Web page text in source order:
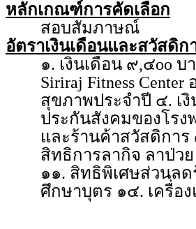
หลักเกณฑ์การคัดเลือก
สอบสัมภาษณ์
อัตราเงินเดือนและสวัสดิก
๑. เงินเดือน ๙,๔oo บ
Siriraj Fitness
สุขภาพประจำปี ๔. เ
ประกันสังคมของโร
และร้านค้าสวัสดิกา
สิทธิการลากิจ ลาป่ว
๑๑. สิทธิพิเศษส่วนลด
ศึกษาบุตร ๑๔. เครื่อ